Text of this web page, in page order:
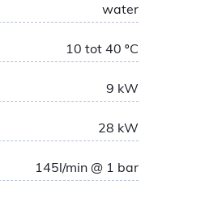
water
10 tot 40 ºC
9 kW
28 kW
145l/min @ 1 bar